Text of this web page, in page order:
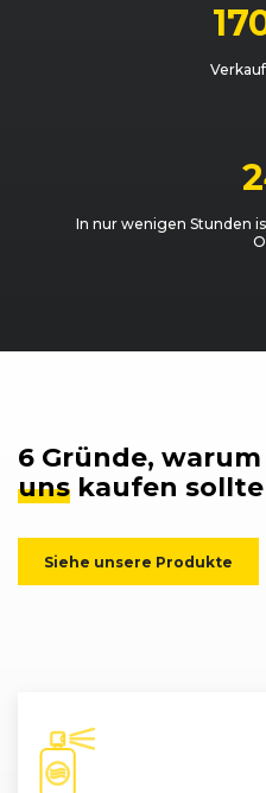
In nur wenigen Stunden
6 Gründe, warum
uns kaufen
Siehe unsere Produkte